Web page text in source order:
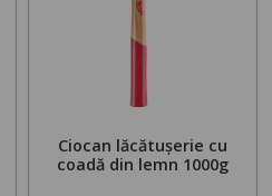
Ciocan lăcătușerie cu
coadă din lemn 1000g